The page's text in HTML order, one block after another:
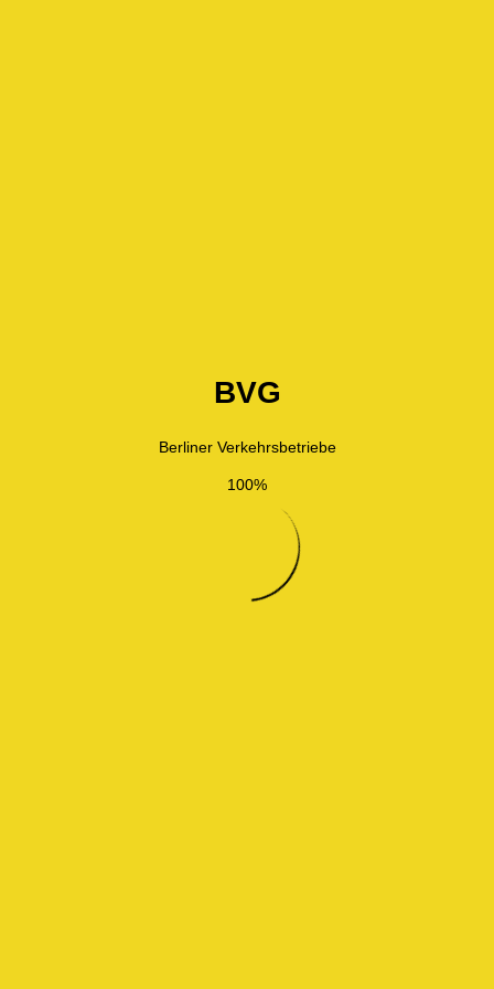
BVG
Berliner Verkehrsbetriebe
100%